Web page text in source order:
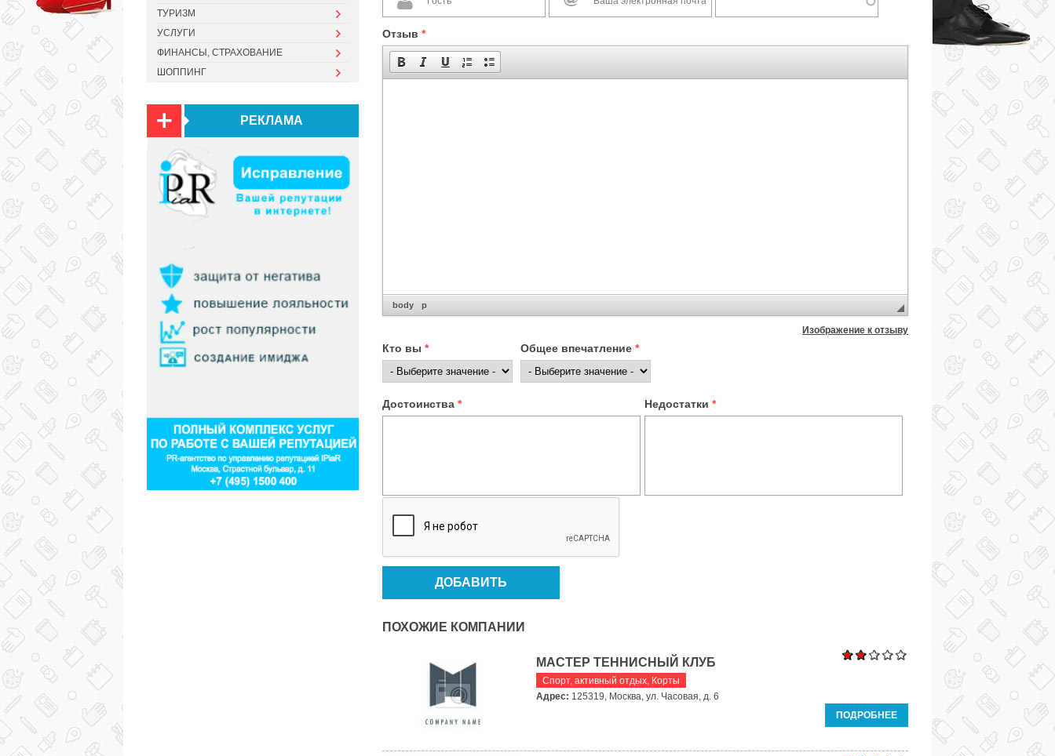
Отзыв *
body p
Изображение к отзыву
Кто вы * Общее впечатление *
Достоинства * Недостатки *
ПОХОЖИЕ КОМПАНИИ
МАСТЕР ТЕННИСНЫЙ КЛУБ
Спорт, активный отдых, Корты
Адрес: 125319, Москва, ул. Часовая, д. 6
ПОДРОБНЕЕ
ТУРИЗМ
УСЛУГИ
ФИНАНСЫ, СТРАХОВАНИЕ
ШОППИНГ
РЕКЛАМА